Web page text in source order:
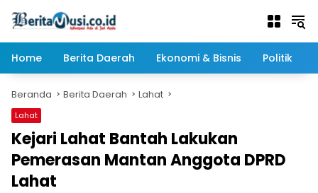
Home
Berita Daerah Ekonomi & Bisnis Politik
Beranda Berita Daerah Lahat
Lahat
Kejari Lahat Bantah Lakukan
Pemerasan Mantan Anggota DPRD
Lahat